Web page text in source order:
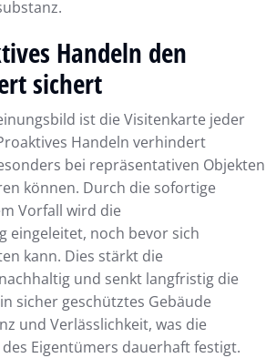
Handeln den
sichert
ist die Visitenkarte jeder
Handeln verhindert
bei repräsentativen Objekten
können. Durch die sofortige
Vorfall wird die
eingeleitet, noch bevor sich
kann. Dies stärkt die
und senkt langfristig die
sicher geschütztes Gebäude
und Verlässlichkeit, was die
Eigentümers dauerhaft festigt.